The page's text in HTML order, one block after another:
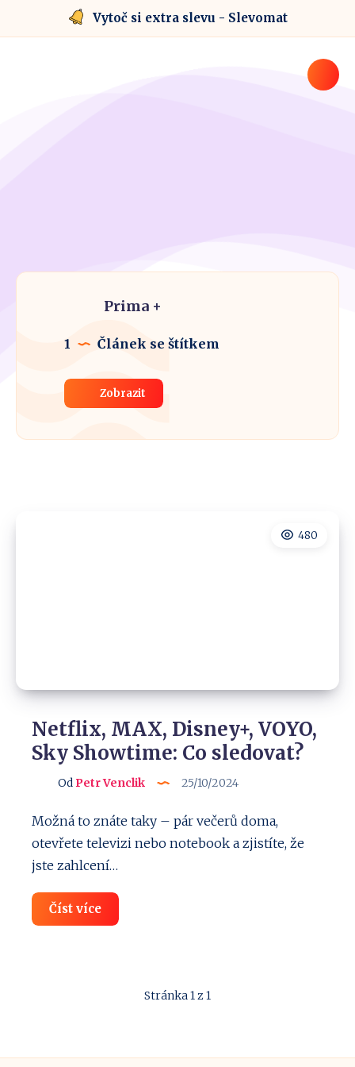
Vytoč si extra slevu - Slevomat
Prima +
1 Článek se štítkem
Zobrazit
480
Netflix, MAX, Disney+, VOYO,
Sky Showtime: Co sledovat?
Od Petr Venclik 25/10/2024
Možná to znáte taky – pár večerů doma,
otevřete televizi nebo notebook a zjistíte, že
jste zahlcení…
Číst víceNetflix,
MAX,
Stránka 1 z 1